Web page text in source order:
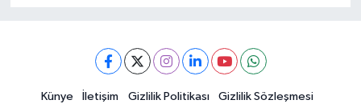
Künye İletişim Gizlilik Politikası
Gizlilik Sözleşmesi